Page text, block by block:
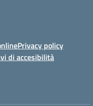
Privacy policy
di accesibilità